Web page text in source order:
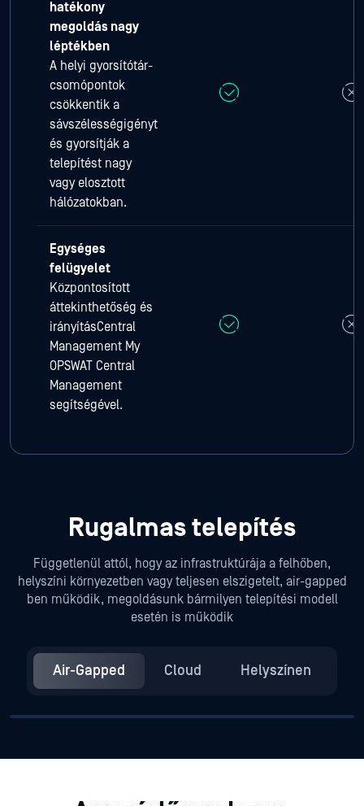
hatékony
megoldás nagy
léptékben
A helyi gyorsítótár-
csomópontok
csökkentik a
sávszélességigényt
és gyorsítják a
telepítést nagy
vagy elosztott
hálózatokban.
Egységes
felügyelet
Központosított
áttekinthetőség és
irányításCentral
Management My
OPSWAT Central
Management
segítségével.
Rugalmas telepítés
Függetlenül attól, hogy az infrastruktúrája a felhőben,
helyszíni környezetben vagy teljesen elszigetelt, air-gapped
ben működik, megoldásunk bármilyen telepítési modell
esetén is működik
Air-Gapped Cloud Helyszínen